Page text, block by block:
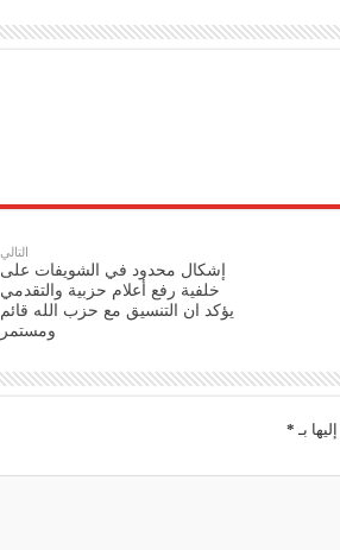
التالي
إشكال محدود في الشويفات على
خلفية رفع أعلام حزبية والتقدمي
يؤكد ان التنسيق مع حزب الله قائم
ومستمر
بـ *